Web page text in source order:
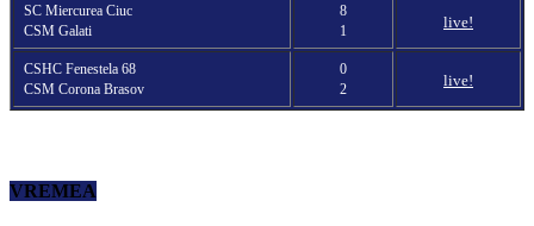
SC Miercurea Ciuc
CSM Galati
8
1
live!
CSHC Fenestela 68
CSM Corona Brasov
0
2
live!
VREMEA